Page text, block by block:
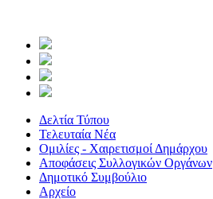
Δελτία Τύπου
Τελευταία Νέα
Ομιλίες - Χαιρετισμοί Δημάρχου
Αποφάσεις Συλλογικών Οργάνων
Δημοτικό Συμβούλιο
Αρχείο